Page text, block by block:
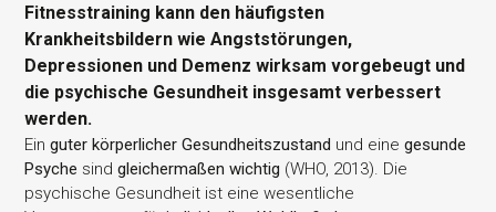
Fitnesstraining kann den häufigsten
Krankheitsbildern wie Angststörungen,
Depressionen und Demenz wirksam vorgebeugt und
die psychische Gesundheit insgesamt verbessert
werden.
Einguter körperlicher Gesundheitszustand und einegesunde
Psyche sindgleichermaßen wichtig (WHO, 2013). Die
psychische Gesundheit ist eine wesentliche